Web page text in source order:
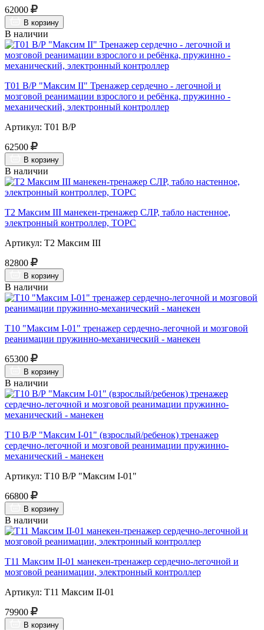
62000
В корзину
В наличии
Т01 В/Р "Максим II" Тренажер сердечно - легочной и
мозговой реанимации взрослого и ребёнка, пружинно -
механический, электронный контроллер
Артикул: Т01 В/Р
62500
В корзину
В наличии
Т2 Максим III манекен-тренажер СЛР, табло настенное,
электронный контроллер, ТОРС
Артикул: Т2 Максим III
82800
В корзину
В наличии
Т10 "Максим I-01" тренажер сердечно-легочной и мозговой
реанимации пружинно-механический - манекен
65300
В корзину
В наличии
Т10 В/Р "Максим I-01" (взрослый/ребенок) тренажер
сердечно-легочной и мозговой реанимации пружинно-
механический - манекен
Артикул: Т10 В/Р "Максим I-01"
66800
В корзину
В наличии
Т11 Максим II-01 манекен-тренажер сердечно-легочной и
мозговой реанимации, электронный контроллер
Артикул: Т11 Максим II-01
79900
В корзину